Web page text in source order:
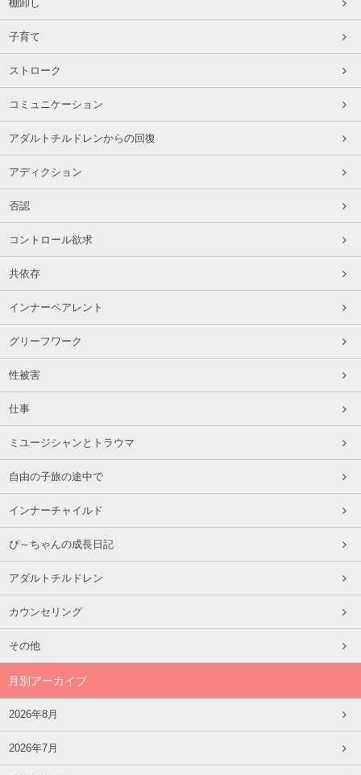
棚卸し
子育て
ストローク
コミュニケーション
アダルトチルドレンからの回復
アディクション
否認
コントロール欲求
共依存
インナーペアレント
グリーフワーク
性被害
仕事
ミユージシャンとトラウマ
自由の子旅の途中で
インナーチャイルド
ぴ～ちゃんの成長日記
アダルトチルドレン
カウンセリング
その他
月別アーカイブ
2026年8月
2026年7月